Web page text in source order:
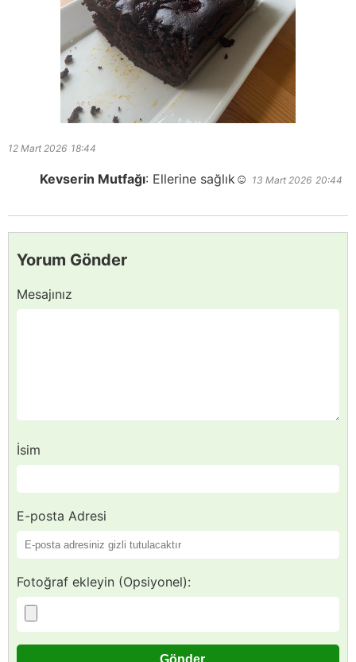
12 Mart 2026 18:44
Kevserin Mutfağı: Ellerine sağlık☺️ 13 Mart 2026 20:44
Yorum Gönder
Mesajınız
İsim
E-posta Adresi
Fotoğraf ekleyin (Opsiyonel):